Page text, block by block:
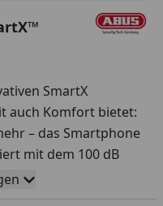
SmartX
auch Komfort bietet:
– das Smartphone
mit dem 100 dB
Sicherheit für
E-Bikes und